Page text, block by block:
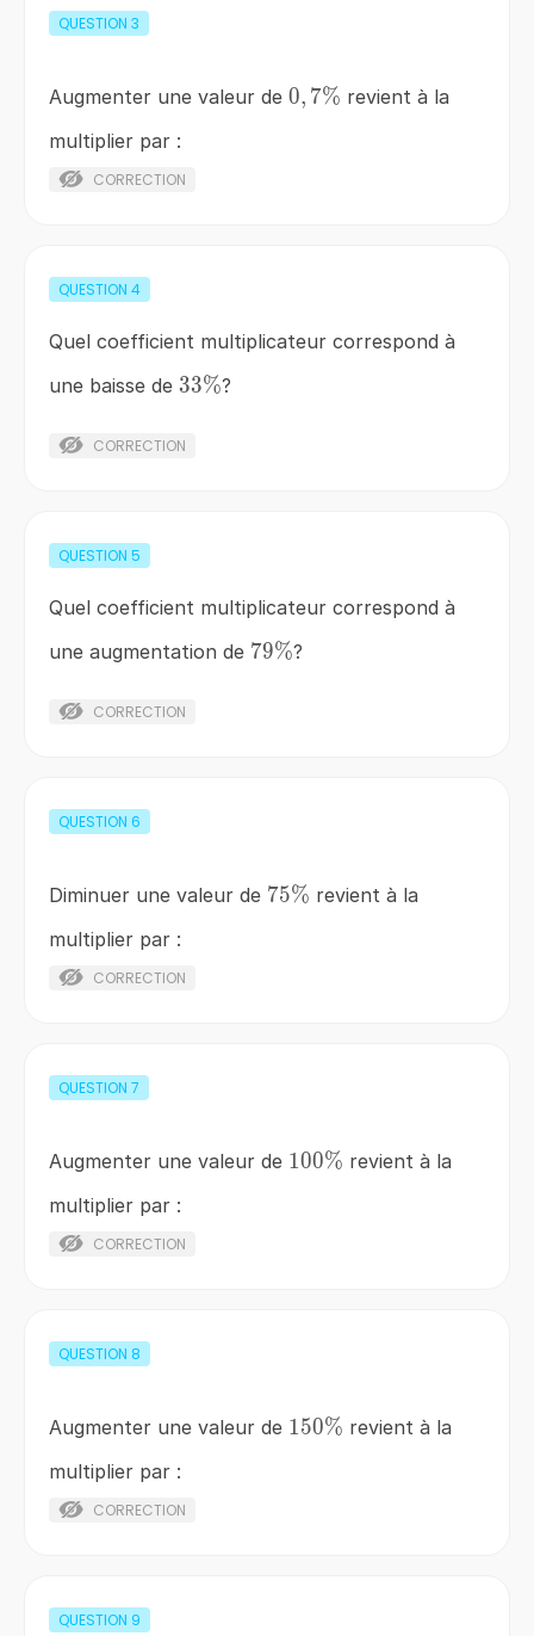
QUESTION 3
Augmenter une valeur de 0,7\%
0, 7% revient à la
multiplier par :
CORRECTION
QUESTION 4
Quel coefficient multiplicateur correspond à
une baisse de 33\%
33%?
CORRECTION
QUESTION 5
Quel coefficient multiplicateur correspond à
une augmentation de 79\%
79%?
CORRECTION
QUESTION 6
Diminuer une valeur de 75\%
75% revient à la
multiplier par :
CORRECTION
QUESTION 7
Augmenter une valeur de 100\%
100% revient à la
multiplier par :
CORRECTION
QUESTION 8
Augmenter une valeur de 150\%
150% revient à la
multiplier par :
CORRECTION
QUESTION 9